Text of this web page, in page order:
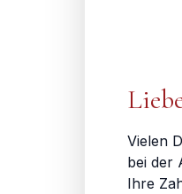
Vielen
bei der
Ihre